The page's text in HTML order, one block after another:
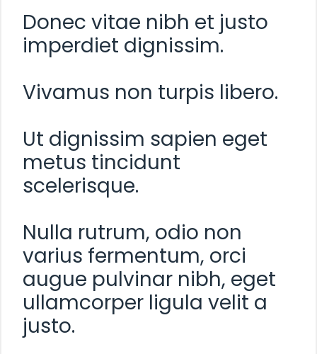
Donec vitae nibh et justo
imperdiet dignissim.
Vivamus non turpis libero.
Ut dignissim sapien eget
metus tincidunt
scelerisque.
Nulla rutrum, odio non
varius fermentum, orci
augue pulvinar nibh, eget
ullamcorper ligula velit a
justo.